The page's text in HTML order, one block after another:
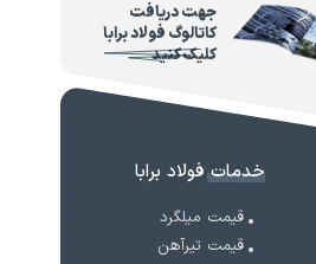
جهت دریافت
کاتالوگ فولاد برابا
کلیک کنید
خدمات فولاد برابا
قیمت میلگرد
قیمت تیرآهن